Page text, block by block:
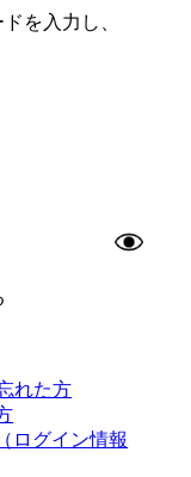
を入力し、
れた方
ログイン情報